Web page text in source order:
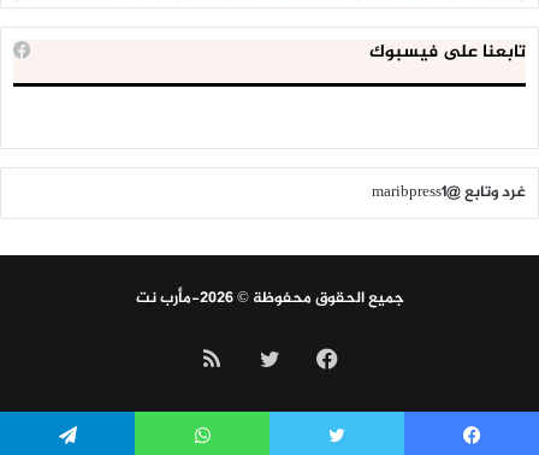
تابعنا على فيسبوك
غرد وتابع @maribpress1
جميع الحقوق محفوظة © 2026-مأرب نت
فيسبوك تويتر ملخص
الموقع